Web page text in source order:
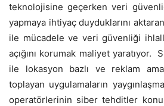
teknolojisine geçerken veri
yapmaya ihtiyaç duyduklarını
ile mücadele ve veri güvenliği
açığını korumak maliyet yaratıyor.
ile lokasyon bazlı ve reklam
toplayan uygulamaların
operatörlerinin siber tehditler